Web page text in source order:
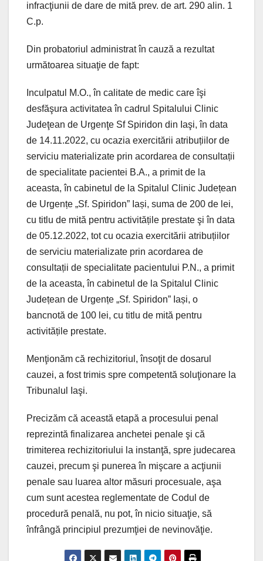
infracţiunii de dare de mită prev. de art. 290 alin. 1
C.p.
Din probatoriul administrat în cauză a rezultat
următoarea situaţie de fapt:
Inculpatul M.O., în calitate de medic care îşi
desfăşura activitatea în cadrul Spitalului Clinic
Judeţean de Urgenţe Sf Spiridon din Iaşi, în data
de 14.11.2022, cu ocazia exercitării atribuțiilor de
serviciu materializate prin acordarea de consultații
de specialitate pacientei B.A., a primit de la
aceasta, în cabinetul de la Spitalul Clinic Județean
de Urgențe „Sf. Spiridon” Iași, suma de 200 de lei,
cu titlu de mită pentru activitățile prestate şi în data
de 05.12.2022, tot cu ocazia exercitării atribuțiilor
de serviciu materializate prin acordarea de
consultații de specialitate pacientului P.N., a primit
de la aceasta, în cabinetul de la Spitalul Clinic
Județean de Urgențe „Sf. Spiridon” Iași, o
bancnotă de 100 lei, cu titlu de mită pentru
activitățile prestate.
Menţionăm că rechizitoriul, însoţit de dosarul
cauzei, a fost trimis spre competentă soluţionare la
Tribunalul Iaşi.
Precizăm că această etapă a procesului penal
reprezintă finalizarea anchetei penale şi că
trimiterea rechizitoriului la instanţă, spre judecarea
cauzei, precum şi punerea în mişcare a acţiunii
penale sau luarea altor măsuri procesuale, aşa
cum sunt acestea reglementate de Codul de
procedură penală, nu pot, în nicio situaţie, să
înfrângă principiul prezumţiei de nevinovăţie.